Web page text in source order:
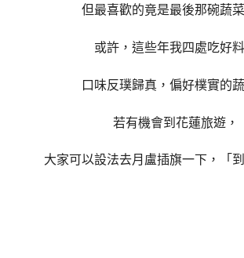
但最喜歡的竟是最後那碗蔬菜
或許，這些年我四處吃好料
口味反璞歸真，偏好樸實的
若有機會到花蓮旅遊，
大家可以設法去月盧插旗一下，「